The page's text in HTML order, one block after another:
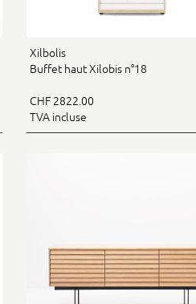
Xilbolis
Buffet haut Xilobis n°18
CHF 2822.00
TVA incluse